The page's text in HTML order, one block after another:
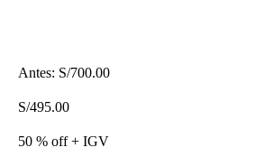
Antes: S/700.00
S/495.00
50 % off + IGV